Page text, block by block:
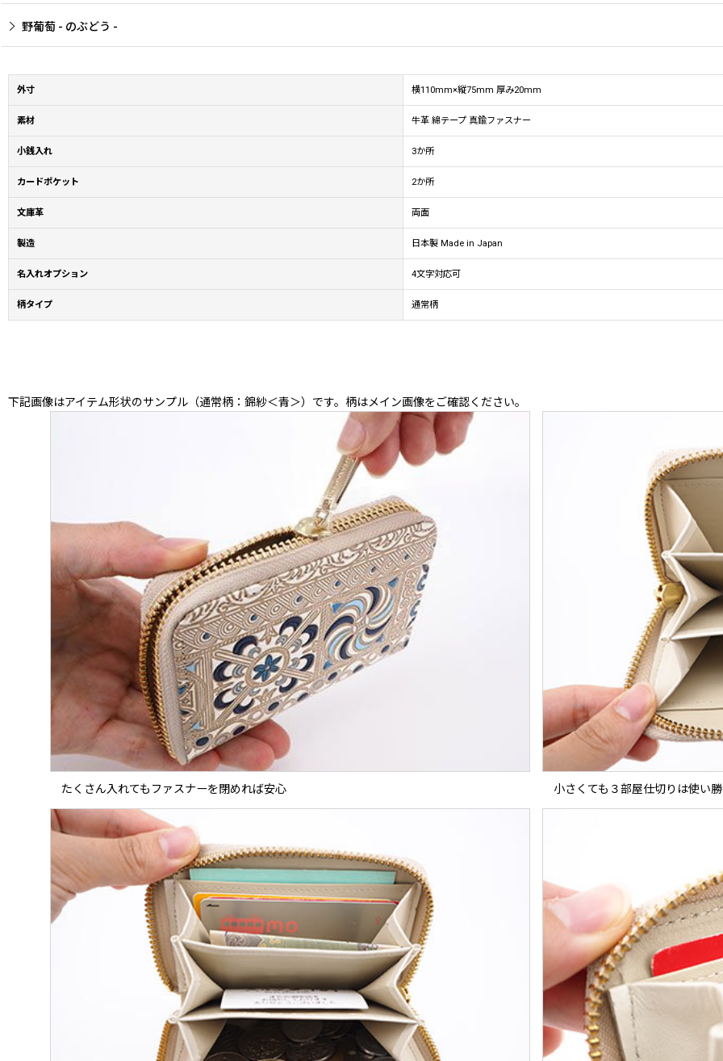
野葡萄 - のぶどう -
外寸 横110mm×縦75mm 厚み20mm
素材 牛革 綿テープ 真鍮ファスナー
小銭入れ 3か所
カードポケット 2か所
文庫革 両面
製造 日本製 Made in Japan
名入れオプション 4文字対応可
柄タイプ 通常柄
下記画像はアイテム形状のサンプル（通常柄：錦紗＜青＞）です。柄はメイン画像をご確認ください。
たくさん入れてもファスナーを閉めれば安心 小さくても３部屋仕切りは使い